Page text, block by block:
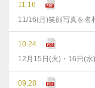
11.16
11/16(月)笑顔写真を名
10.24
12月15日(火)・16日(水
09.28